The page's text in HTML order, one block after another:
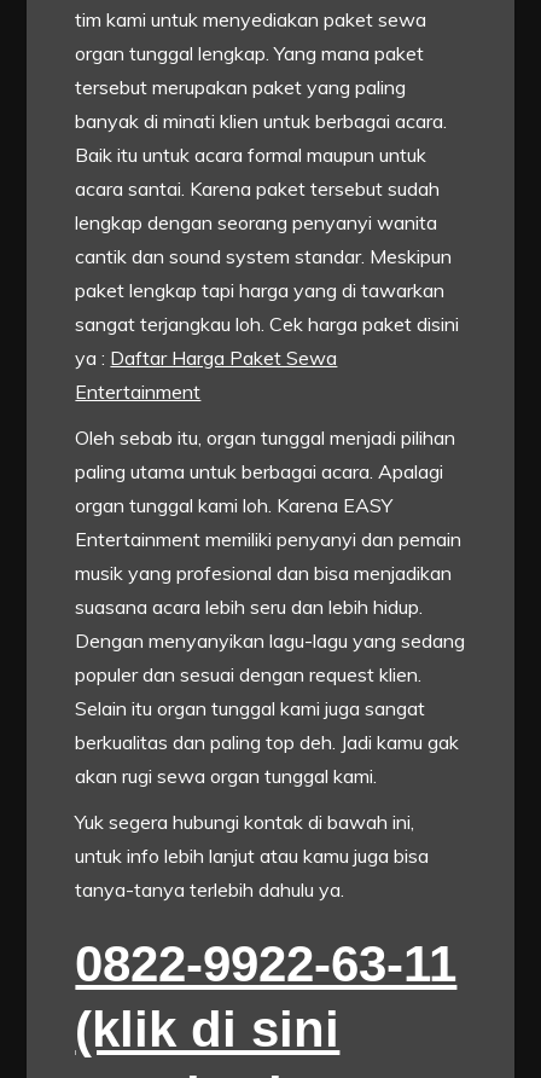
tim kami untuk menyediakan paket sewa
organ tunggal lengkap. Yang mana paket
tersebut merupakan paket yang paling
banyak di minati klien untuk berbagai acara.
Baik itu untuk acara formal maupun untuk
acara santai. Karena paket tersebut sudah
lengkap dengan seorang penyanyi wanita
cantik dan sound system standar. Meskipun
paket lengkap tapi harga yang di tawarkan
sangat terjangkau loh. Cek harga paket disini
ya : Daftar Harga Paket Sewa
Entertainment
Oleh sebab itu, organ tunggal menjadi pilihan
paling utama untuk berbagai acara. Apalagi
organ tunggal kami loh. Karena EASY
Entertainment memiliki penyanyi dan pemain
musik yang profesional dan bisa menjadikan
suasana acara lebih seru dan lebih hidup.
Dengan menyanyikan lagu-lagu yang sedang
populer dan sesuai dengan request klien.
Selain itu organ tunggal kami juga sangat
berkualitas dan paling top deh. Jadi kamu gak
akan rugi sewa organ tunggal kami.
Yuk segera hubungi kontak di bawah ini,
untuk info lebih lanjut atau kamu juga bisa
tanya-tanya terlebih dahulu ya.
0822-9922-63-11
(klik di sini